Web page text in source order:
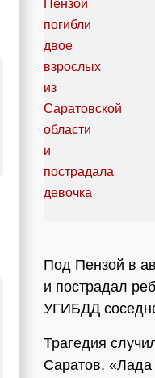
Под Пензой в
и пострадал
УГИБДД
Трагедия
Саратов. «Лада